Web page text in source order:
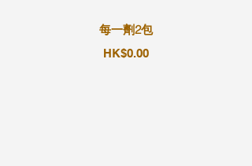
每一劑2包
HK$0.00